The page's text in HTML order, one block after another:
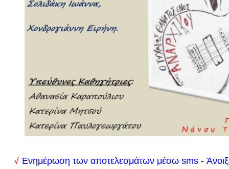
πολλές αθλητικές, καλλιτεχνικές και δημιουργικές
προθεσμία υποβολής πήρε παράταση έως και
Από το Υπουργείο Παιδείας, Θρησκευμάτων και
υπενθυμίζουμε ότιη υγειονομική εξέταση και
(Αγωνίσματα) των υποψηφίων για τα Τ.Ε.Φ.Α.Α.,
τη Δευτέρα 17 Ιουνίου 2024 μέχρι και την
2024. (δείτε εδώ το δελτίο τύπου του υπουργείου)
Υπενθύμιση για την έκδοση προκήρυξης
Ενημέρωση των αποτελεσμάτων μέσω sms -